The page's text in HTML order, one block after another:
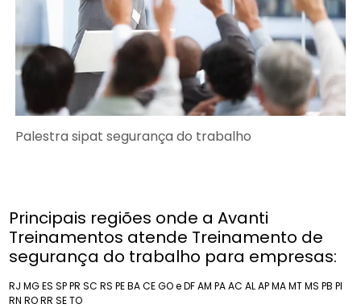
Palestra sipat segurança do trabalho
Principais regiões onde a Avanti
Treinamentos atende Treinamento de
segurança do trabalho para empresas:
RJ MGES SPPR SC RS PEBACEGO e DFAM PAAC ALAPMAMTMS PB PI
RN RORR SETO